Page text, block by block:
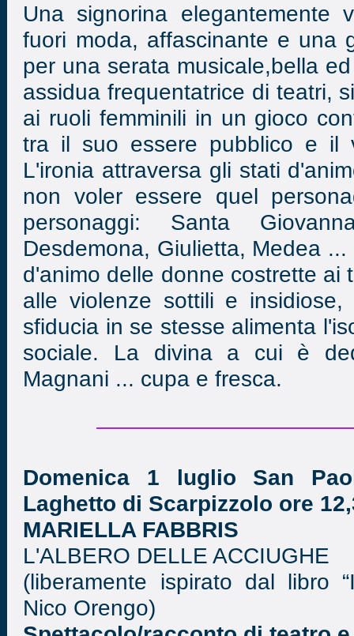
Una signorina elegantemente
fuori moda, affascinante e una
per una serata musicale,bella
assidua frequentatrice di teatri,
ai ruoli femminili in un gioco
tra il suo essere pubblico e il
L'ironia attraversa gli stati
non voler essere quel
personaggi: Santa
Desdemona, Giulietta, Medea
d'animo delle donne costrette ai
alle violenze sottili e
sfiducia in se stesse alimenta
sociale. La divina a cui è
Magnani ... cupa e fresca.
Domenica 1 luglio San
Laghetto di Scarpizzolo ore
MARIELLA FABBRIS
L'ALBERO DELLE ACCIUGHE
(liberamente ispirato dal libro
Nico Orengo)